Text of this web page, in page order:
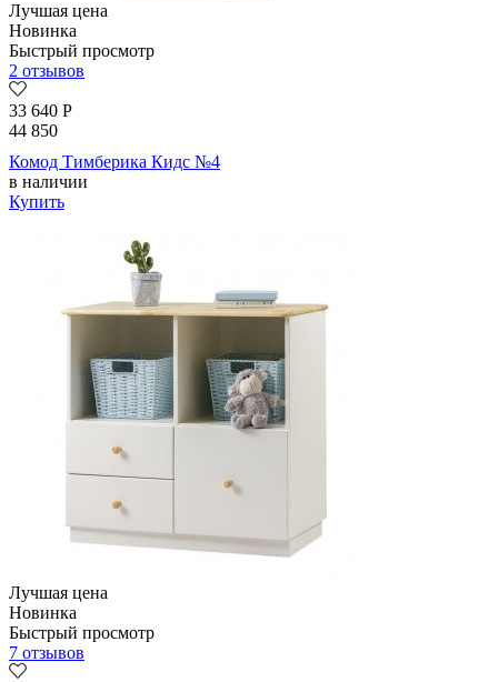
Лучшая цена
Новинка
Быстрый просмотр
2 отзывов
33 640 Р
44 850
Комод Тимберика Кидс №4
в наличии
Купить
Лучшая цена
Новинка
Быстрый просмотр
7 отзывов